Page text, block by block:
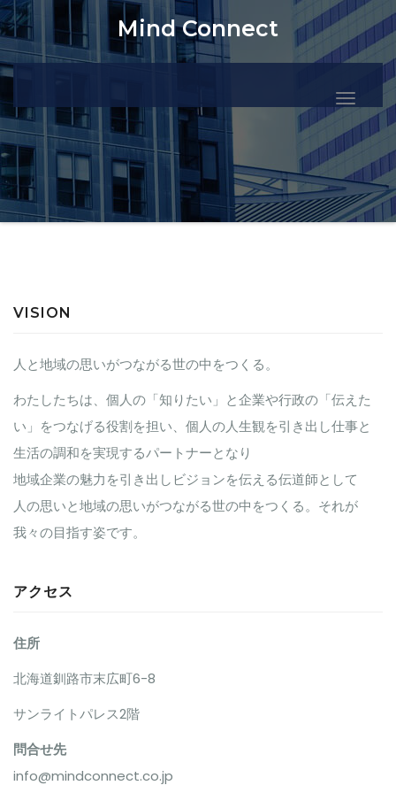
Mind Connect
ナ
ビ
ー
シ
え
VISION
人と地域の思いがつながる世の中をつくる。
わたしたちは、個人の「知りたい」と企業や行政の「伝えた
い」をつなげる役割を担い、個人の人生観を引き出し仕事と
生活の調和を実現するパートナーとなり
地域企業の魅力を引き出しビジョンを伝える伝道師として
人の思いと地域の思いがつながる世の中をつくる。それが
我々の目指す姿です。
アクセス
住所
北海道釧路市末広町6-8
サンライトパレス2階
問合せ先
info@mindconnect.co.jp